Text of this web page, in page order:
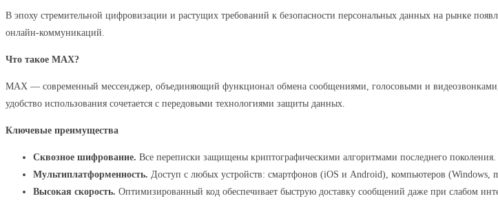
В эпоху стремительной цифровизации и растущих требований к безопасности персональных данных на рынке
онлайн‑коммуникаций.
Что такое MAX?
MAX — современный мессенджер, объединяющий функционал обмена сообщениями, голосовыми и
удобство использования сочетается с передовыми технологиями защиты данных.
Ключевые преимущества
Сквозное шифрование. Все переписки защищены криптографическими алгоритмами последнего поколения.
Мультиплатформенность. Доступ с любых устройств: смартфонов (iOS и Android), компьютеров (Windows,
Высокая скорость. Оптимизированный код обеспечивает быструю доставку сообщений даже при слабом